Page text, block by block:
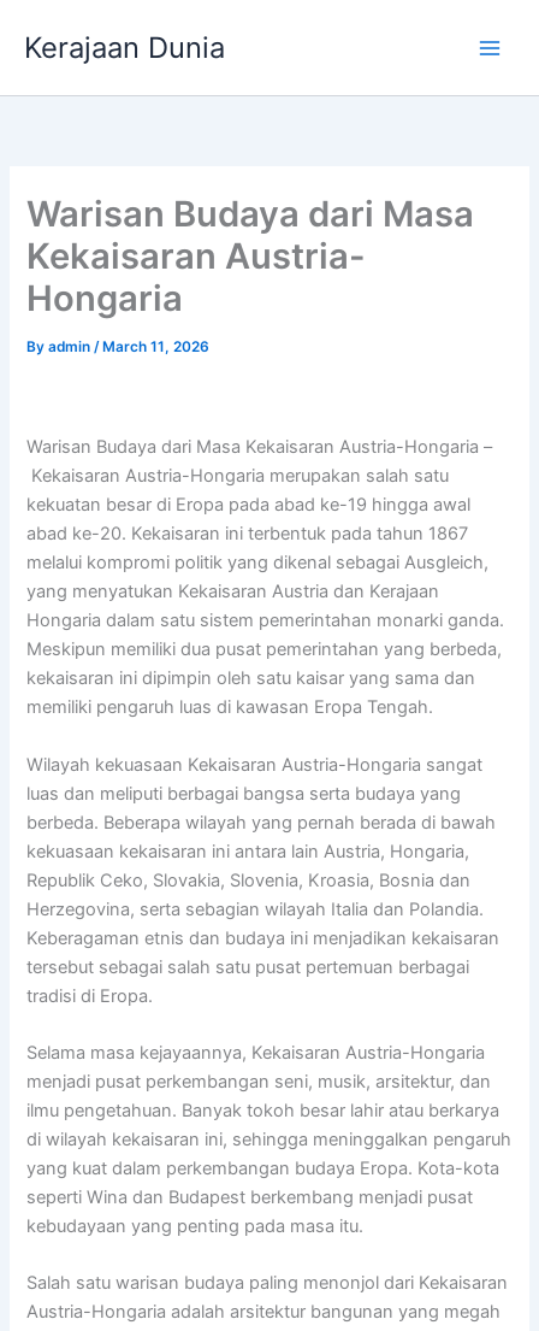
Kerajaan Dunia
Warisan Budaya dari Masa
Kekaisaran Austria-
Hongaria
Byadmin/ March 11, 2026
Warisan Budaya dari Masa Kekaisaran Austria-Hongaria –
Kekaisaran Austria-Hongaria merupakan salah satu
kekuatan besar di Eropa pada abad ke-19 hingga awal
abad ke-20. Kekaisaran ini terbentuk pada tahun 1867
melalui kompromi politik yang dikenal sebagai Ausgleich,
yang menyatukan Kekaisaran Austria dan Kerajaan
Hongaria dalam satu sistem pemerintahan monarki ganda.
Meskipun memiliki dua pusat pemerintahan yang berbeda,
kekaisaran ini dipimpin oleh satu kaisar yang sama dan
memiliki pengaruh luas di kawasan Eropa Tengah.
Wilayah kekuasaan Kekaisaran Austria-Hongaria sangat
luas dan meliputi berbagai bangsa serta budaya yang
berbeda. Beberapa wilayah yang pernah berada di bawah
kekuasaan kekaisaran ini antara lain Austria, Hongaria,
Republik Ceko, Slovakia, Slovenia, Kroasia, Bosnia dan
Herzegovina, serta sebagian wilayah Italia dan Polandia.
Keberagaman etnis dan budaya ini menjadikan kekaisaran
tersebut sebagai salah satu pusat pertemuan berbagai
tradisi di Eropa.
Selama masa kejayaannya, Kekaisaran Austria-Hongaria
menjadi pusat perkembangan seni, musik, arsitektur, dan
ilmu pengetahuan. Banyak tokoh besar lahir atau berkarya
di wilayah kekaisaran ini, sehingga meninggalkan pengaruh
yang kuat dalam perkembangan budaya Eropa. Kota-kota
seperti Wina dan Budapest berkembang menjadi pusat
kebudayaan yang penting pada masa itu.
Salah satu warisan budaya paling menonjol dari Kekaisaran
Austria-Hongaria adalah arsitektur bangunan yang megah